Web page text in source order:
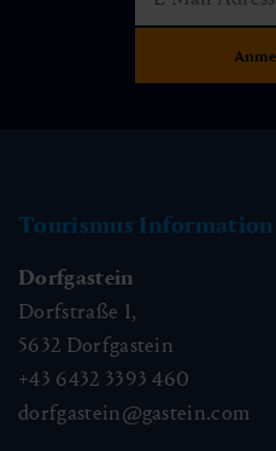
Tourismus Information
Dorfgastein
Dorfstraße 1,
5632 Dorfgastein
+43 6432 3393 460
dorfgastein@gastein.com